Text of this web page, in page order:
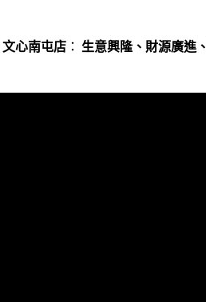
文心南屯店 ： 生意興隆、財源廣進